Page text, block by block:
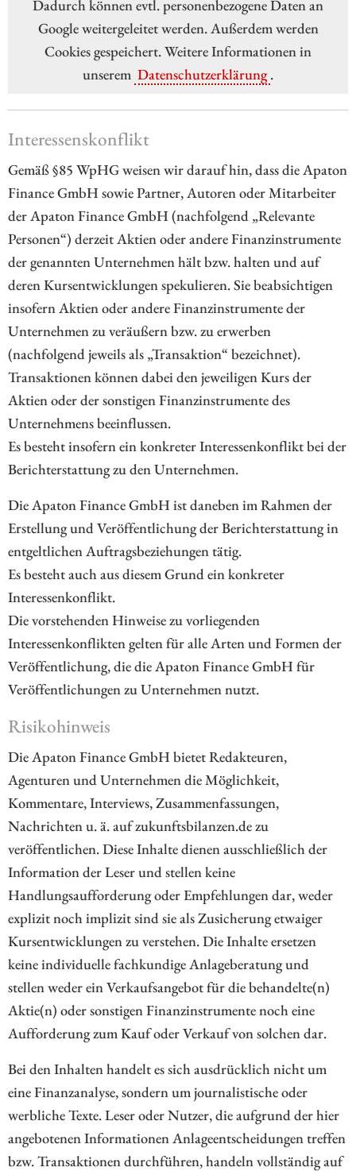
Dadurch können evtl. personenbezogene Daten an
Google weitergeleitet werden. Außerdem werden
Cookies gespeichert. Weitere Informationen in
unserem Datenschutzerklärung .
Interessenskonflikt
Gemäß §85 WpHG weisen wir darauf hin, dass die Apaton
Finance GmbH sowie Partner, Autoren oder Mitarbeiter
der Apaton Finance GmbH (nachfolgend „Relevante
Personen“) derzeit Aktien oder andere Finanzinstrumente
der genannten Unternehmen hält bzw. halten und auf
deren Kursentwicklungen spekulieren. Sie beabsichtigen
insofern Aktien oder andere Finanzinstrumente der
Unternehmen zu veräußern bzw. zu erwerben
(nachfolgend jeweils als „Transaktion“ bezeichnet).
Transaktionen können dabei den jeweiligen Kurs der
Aktien oder der sonstigen Finanzinstrumente des
Unternehmens beeinflussen.
Es besteht insofern ein konkreter Interessenkonflikt bei der
Berichterstattung zu den Unternehmen.
Die Apaton Finance GmbH ist daneben im Rahmen der
Erstellung und Veröffentlichung der Berichterstattung in
entgeltlichen Auftragsbeziehungen tätig.
Es besteht auch aus diesem Grund ein konkreter
Interessenkonflikt.
Die vorstehenden Hinweise zu vorliegenden
Interessenkonflikten gelten für alle Arten und Formen der
Veröffentlichung, die die Apaton Finance GmbH für
Veröffentlichungen zu Unternehmen nutzt.
Risikohinweis
Die Apaton Finance GmbH bietet Redakteuren,
Agenturen und Unternehmen die Möglichkeit,
Kommentare, Interviews, Zusammenfassungen,
Nachrichten u. ä. auf zukunftsbilanzen.de zu
veröffentlichen. Diese Inhalte dienen ausschließlich der
Information der Leser und stellen keine
Handlungsaufforderung oder Empfehlungen dar, weder
explizit noch implizit sind sie als Zusicherung etwaiger
Kursentwicklungen zu verstehen. Die Inhalte ersetzen
keine individuelle fachkundige Anlageberatung und
stellen weder ein Verkaufsangebot für die behandelte(n)
Aktie(n) oder sonstigen Finanzinstrumente noch eine
Aufforderung zum Kauf oder Verkauf von solchen dar.
Bei den Inhalten handelt es sich ausdrücklich nicht um
eine Finanzanalyse, sondern um journalistische oder
werbliche Texte. Leser oder Nutzer, die aufgrund der hier
angebotenen Informationen Anlageentscheidungen treffen
bzw. Transaktionen durchführen, handeln vollständig auf